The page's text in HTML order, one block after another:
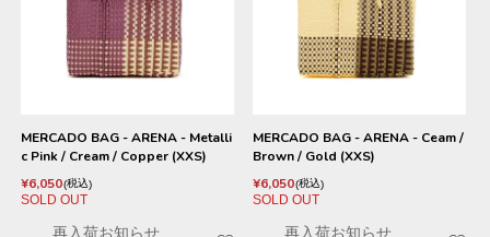
MERCADO BAG - ARENA - Metalli
c Pink / Cream / Copper (XXS)
¥6,050 税込
SOLD OUT
再入荷お知らせ
MERCADO BAG - ARENA - Ceam /
Brown / Gold (XXS)
¥6,050 税込
SOLD OUT
再入荷お知らせ